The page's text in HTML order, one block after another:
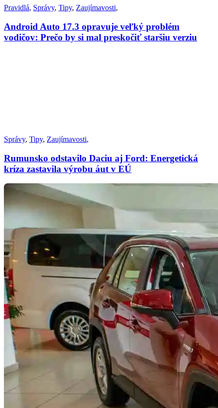
Pravidlá, Správy, Tipy, Zaujímavosti,
Android Auto 17.3 opravuje veľký problém
vodičov: Prečo by si mal preskočiť staršiu verziu
Správy, Tipy, Zaujímavosti,
Rumunsko odstavilo Daciu aj Ford: Energetická
kríza zastavila výrobu áut v EÚ